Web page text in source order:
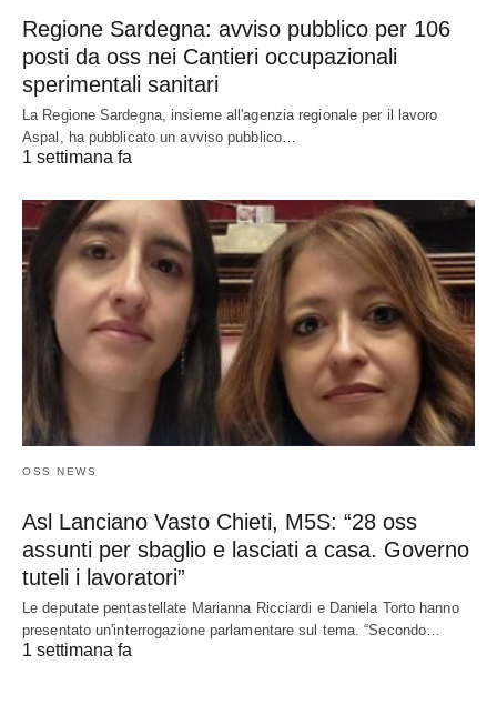
Regione Sardegna: avviso pubblico per 106
posti da oss nei Cantieri occupazionali
sperimentali sanitari
La Regione Sardegna, insieme all'agenzia regionale per il lavoro
Aspal, ha pubblicato un avviso pubblico…
1 settimana fa
OSS NEWS
Asl Lanciano Vasto Chieti, M5S: “28 oss
assunti per sbaglio e lasciati a casa. Governo
tuteli i lavoratori”
Le deputate pentastellate Marianna Ricciardi e Daniela Torto hanno
presentato un'interrogazione parlamentare sul tema. “Secondo…
1 settimana fa